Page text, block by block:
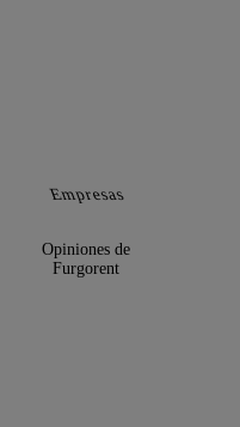
Empresas
Opiniones de
Furgorent